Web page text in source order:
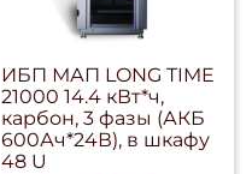
ИБП МАП LONG TIME
21000 14.4 кВт*ч,
карбон, 3 фазы (АКБ
600Ач*24В), в шкафу
48 U